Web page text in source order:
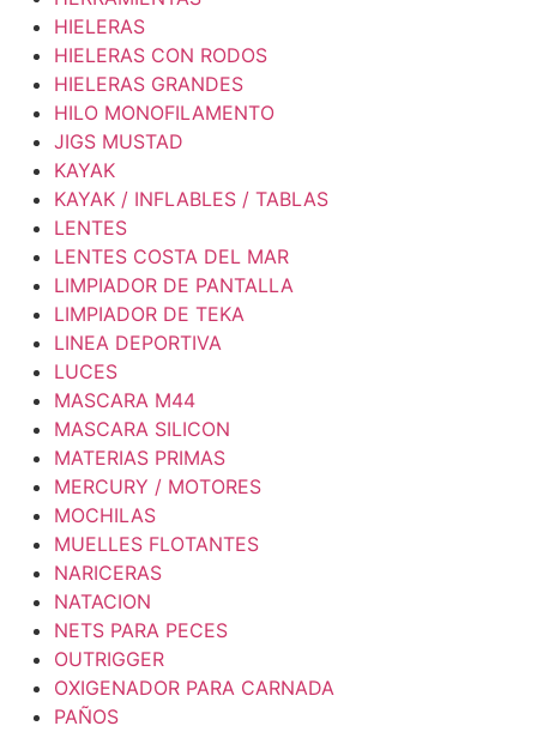
HIELERAS
HIELERAS CON RODOS
HIELERAS GRANDES
HILO MONOFILAMENTO
JIGS MUSTAD
KAYAK
KAYAK / INFLABLES / TABLAS
LENTES
LENTES COSTA DEL MAR
LIMPIADOR DE PANTALLA
LIMPIADOR DE TEKA
LINEA DEPORTIVA
LUCES
MASCARA M44
MASCARA SILICON
MATERIAS PRIMAS
MERCURY / MOTORES
MOCHILAS
MUELLES FLOTANTES
NARICERAS
NATACION
NETS PARA PECES
OUTRIGGER
OXIGENADOR PARA CARNADA
PAÑOS